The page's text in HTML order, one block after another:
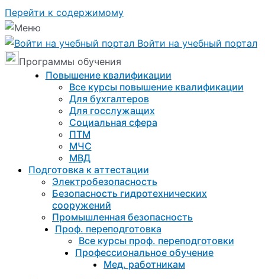
Перейти к содержимому
Войти на учебный портал
Программы обучения
Повышение квалификации
Все курсы повышение квалификации
Для бухгалтеров
Для госслужащих
Социальная сфера
ПТМ
МЧС
МВД
Подготовка к aттестации
Электробезопасность
Безопасность гидротехнических
сооружений
Промышленная безопасность
Проф. переподготовка
Все курсы проф. переподготовки
Профессиональное обучение
Мед. работникам